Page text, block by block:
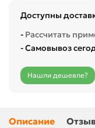
Доступны
- Рассчитать
- Самовывоз
Нашли дешевле?
Описание